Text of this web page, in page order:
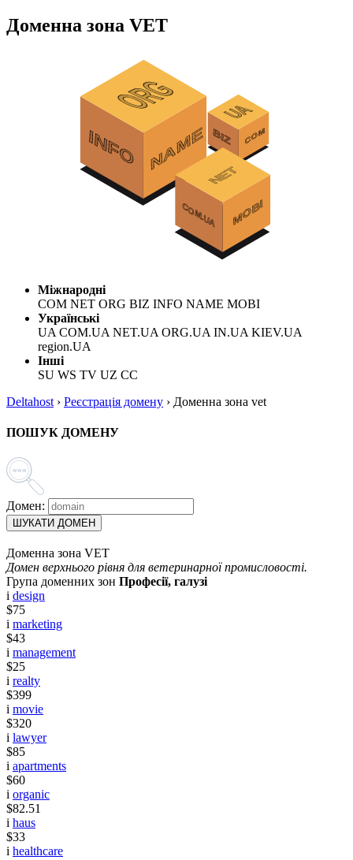
Доменна зона VET
Міжнародні
COM NET ORG BIZ INFO NAME MOBI
Українські
UA COM.UA NET.UA ORG.UA IN.UA KIEV.UA
region.UA
Інші
SU WS TV UZ CC
Deltahost › Реєстрація домену › Доменна зона vet
ПОШУК ДОМЕНУ
Домен:
ШУКАТИ ДОМЕН
Доменна зона VET
Домен верхнього рівня для ветеринарної промисловості.
Група доменних зон Професії, галузі
i design
$75
i marketing
$43
i management
$25
i realty
$399
i movie
$320
i lawyer
$85
i apartments
$60
i organic
$82.51
i haus
$33
i healthcare